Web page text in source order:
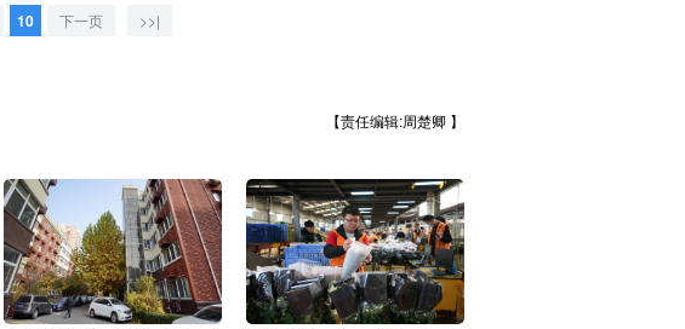
10 下一页 >>|
【责任编辑:周楚卿 】